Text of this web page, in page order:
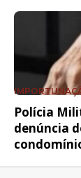
Polícia
denúncia